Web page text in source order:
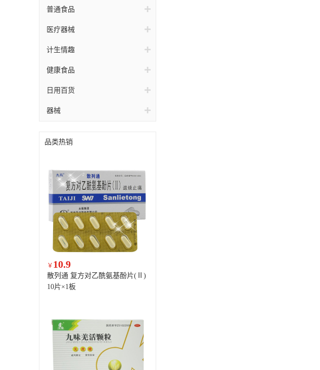
普通食品
医疗器械
计生情趣
健康食品
日用百货
器械
品类热销
￥ 10.9
散列通 复方对乙酰氨基酚片(Ⅱ)
10片×1板